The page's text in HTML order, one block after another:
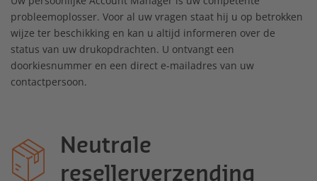
probleemoplosser. Voor al uw vragen staat hij u op betrokken
wijze ter beschikking en kan u altijd informeren over de
status van uw drukopdrachten. U ontvangt een
doorkiesnummer en een direct e-mailadres van uw
contactpersoon.
Neutrale
resellerverzending